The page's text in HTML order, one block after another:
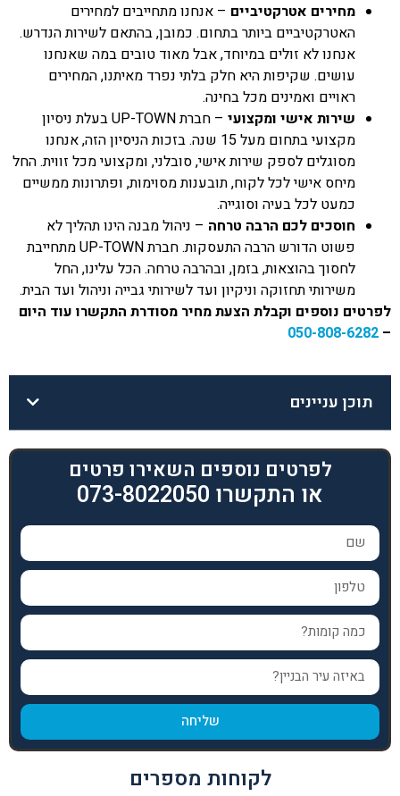
תוכן עניינים
לפרטים נוספים השאירו פרטים
או התקשרו 073-8022050
שליחה
לקוחות מספרים
מחירים אטרקטיביים – אנחנו מתחייבים למחירים
האטרקטיביים ביותר בתחום. כמובן, בהתאם לשירות הנדרש.
אנחנו לא זולים במיוחד, אבל מאוד טובים במה שאנחנו
עושים. שקיפות היא חלק בלתי נפרד מאיתנו, המחירים
ראויים ואמינים מכל בחינה.
שירות אישי ומקצועי
– חברת UP-TOWN בעלת ניסיון
מקצועי בתחום מעל 15 שנה. בזכות הניסיון הזה, אנחנו
מסוגלים לספק שירות אישי, סובלני, ומקצועי מכל זווית. החל
מיחס אישי לכל לקוח, תובענות מסוימות, ופתרונות ממשיים
כמעט לכל בעיה וסוגייה.
חוסכים לכם הרבה טרחה – ניהול מבנה הינו תהליך לא
פשוט הדורש הרבה התעסקות. חברת UP-TOWN מתחייבת
לחסוך בהוצאות, בזמן, ובהרבה טרחה. הכל עלינו, החל
משירותי תחזוקה וניקיון ועד לשירותי גבייה וניהול ועד הבית.
לפרטים נוספים וקבלת הצעת מחיר מסודרת התקשרו עוד היום
–
050-808-6282